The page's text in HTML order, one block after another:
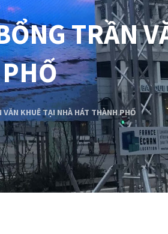
TRẦN
KHUÊ TẠI NHÀ HÁT THÀNH PHỐ